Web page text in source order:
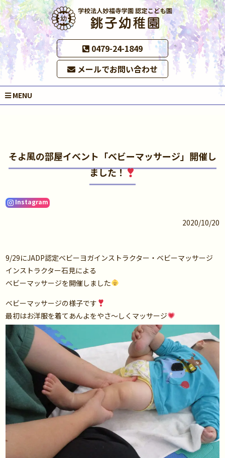
0479-24-1849
メールでお問い合わせ
MENU
そよ風の部屋イベント「ベビーマッサージ」開催し
ました！
Instagram
2020/10/20
9/29にJADP認定ベビーヨガインストラクター・ベビーマッサージ
インストラクター石見による
ベビーマッサージを開催しました
ベビーマッサージの様子です
最初はお洋服を着てあんよをやさ～しくマッサージ